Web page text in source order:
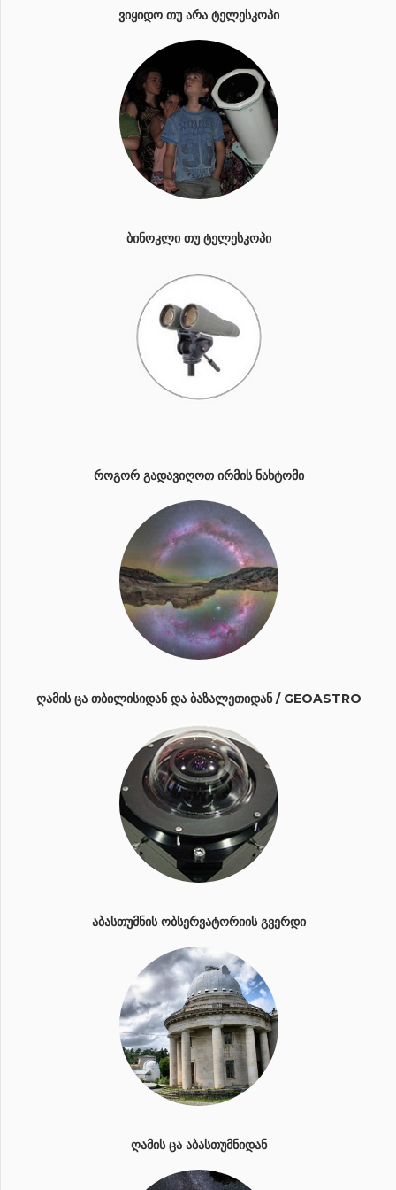
ᲕᲘᲧᲘᲓᲝ ᲗᲣ ᲐᲠᲐ ᲢᲔᲚᲔᲡᲙᲝᲞᲘ
ᲑᲘᲜᲝᲙᲚᲘ ᲗᲣ ᲢᲔᲚᲔᲡᲙᲝᲞᲘ
ᲠᲝᲒᲝᲠ ᲒᲐᲓᲐᲕᲘᲦᲝᲗ ᲘᲠᲛᲘᲡ ᲜᲐᲮᲢᲝᲛᲘ
ᲦᲐᲛᲘᲡ ᲪᲐ ᲗᲑᲘᲚᲘᲡᲘᲓᲐᲜ ᲓᲐ ᲑᲐᲖᲐᲚᲔᲗᲘᲓᲐᲜ / GEOASTRO
ᲐᲑᲐᲡᲗᲣᲛᲜᲘᲡ ᲝᲑᲡᲔᲠᲕᲐᲢᲝᲠᲘᲘᲡ ᲒᲕᲔᲠᲓᲘ
ᲦᲐᲛᲘᲡ ᲪᲐ ᲐᲑᲐᲡᲗᲣᲛᲜᲘᲓᲐᲜ